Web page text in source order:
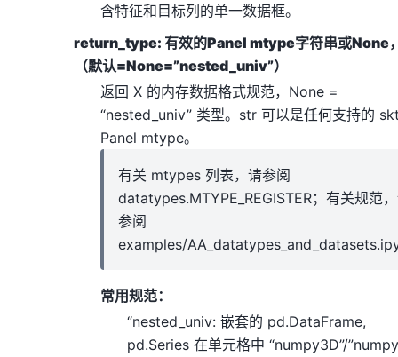
含特征和目标列的单一数据框。
return_type: 有效的Panel mtype字符串或None
（默认=None=”nested_univ”）
返回 X 的内存数据格式规范，None =
“nested_univ” 类型。str 可以是任何支持的
Panel mtype。
有关 mtypes 列表，请参阅
datatypes.MTYPE_REGISTER；有关规范
参阅
examples/
常用规范：
“nested_univ: 嵌套的 pd.DataFrame,
pd.Series 在单元格中 “numpy3D”/